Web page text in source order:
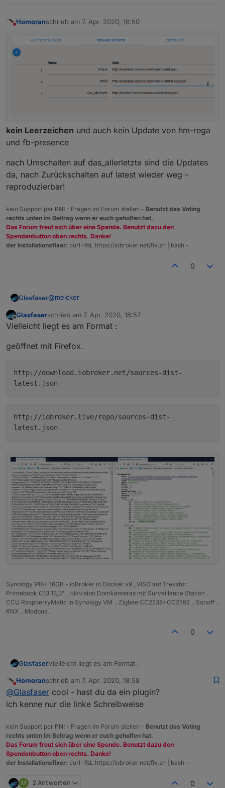
Homoranschrieb am 7. Apr. 2020, 18:50
zuletzt editiert von
kein Leerzeichen und auch kein Update von hm-rega
und fb-presence
nach Umschalten auf das_allerletzte sind die Updates
da, nach Zurückschalten auf latest wieder weg -
reproduzierbar!
kein Support per PN! - Fragen im Forum stellen - Benutzt das Voting
rechts unten im Beitrag wenn er euch geholfen hat.
Das Forum freut sich über eine Spende. Benutzt dazu den
Spendenbutton oben rechts. Danke!
der Installationsfixer: curl -fsL https://iobroker.net/fix.sh | bash -
0
Glasfaser@meicker
kann ich mir auch nicht vorstellen , das du ein -NO
DATA- hast , ich denke mal eher durch das ganze hin
Offline
Glasfaserschrieb am 7. Apr. 2020, 18:57
zuletzt editiert von
Vielleicht liegt es am Format :
geöffnet mit Firefox.
http://download.iobroker.net/sources-dist-
latest.json
http://iobroker.live/repo/sources-dist-
latest.json
Synology 918+ 16GB - ioBroker in Docker v9 , VISO auf Trekstor
Primebook C13 13,3" , Hikvision Domkameras mit Surveillance Station ..
CCU RaspberryMatic in Synology VM .. Zigbee CC2538+CC2592 .. Sonoff ..
KNX .. Modbus ..
0
GlasfaserVielleicht liegt es am Format :
geöffnet mit Firefox.
Nicht stören
Homoranschrieb am 7. Apr. 2020, 18:58
zuletzt editiert von
@Glasfaser cool - hast du da ein plugin?
ich kenne nur die linke Schreibweise
kein Support per PN! - Fragen im Forum stellen - Benutzt das Voting
rechts unten im Beitrag wenn er euch geholfen hat.
Das Forum freut sich über eine Spende. Benutzt dazu den
Spendenbutton oben rechts. Danke!
der Installationsfixer: curl -fsL https://iobroker.net/fix.sh | bash -
M 2 Antworten 0